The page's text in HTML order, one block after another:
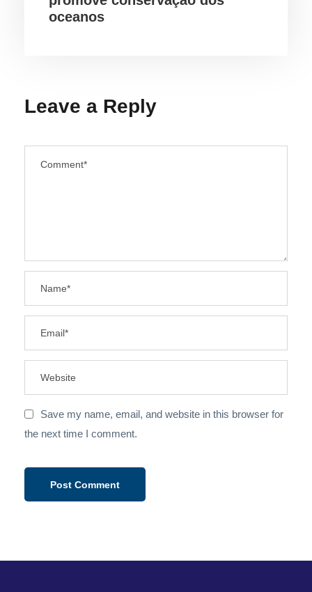
oceanos
Leave a Reply
Save my name, email, and website in this browser for
the next time I comment.